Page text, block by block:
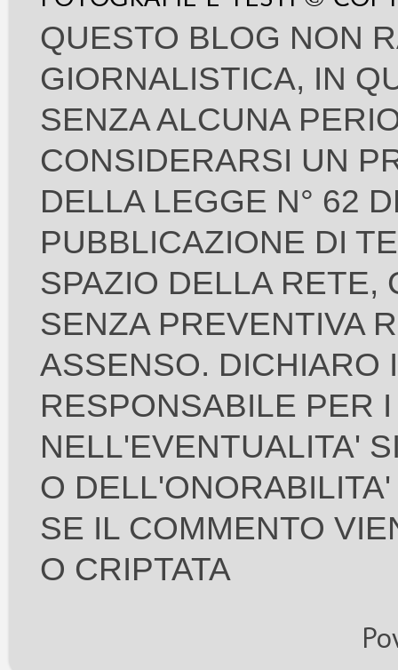
QUESTO BLOG NON
GIORNALISTICA, IN
SENZA ALCUNA
CONSIDERARSI UN
DELLA LEGGE N° 62
PUBBLICAZIONE DI
SPAZIO DELLA RETE,
SENZA PREVENTIVA
ASSENSO. DICHIARO
RESPONSABILE PER
NELL'EVENTUALITA'
O
SE IL COMMENTO
O CRIPTATA